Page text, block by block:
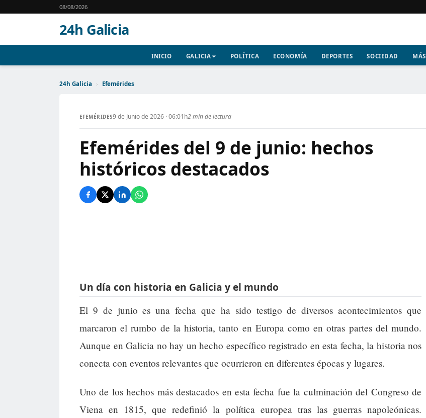
08/08/2026
24h Galicia
INICIO GALICIA POLÍTICA ECONOMÍA DEPORTES SOCIEDAD MÁS
24h Galicia › Efemérides
EFEMÉRIDES9 de Junio de 2026 · 06:01h2 min de lectura
Efemérides del 9 de junio: hechos
históricos destacados
Un día con historia en Galicia y el mundo
El 9 de junio es una fecha que ha sido testigo de diversos acontecimientos que
marcaron el rumbo de la historia, tanto en Europa como en otras partes del mundo.
Aunque en Galicia no hay un hecho específico registrado en esta fecha, la historia nos
conecta con eventos relevantes que ocurrieron en diferentes épocas y lugares.
Uno de los hechos más destacados en esta fecha fue la culminación del Congreso de
Viena en 1815, que redefinió la política europea tras las guerras napoleónicas.